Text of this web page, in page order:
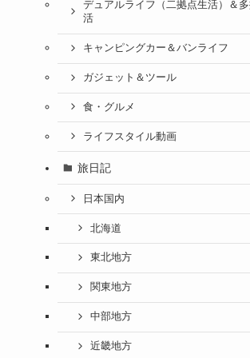
デュアルライフ（二拠点生活）＆
活
キャンピングカー＆バンライフ
ガジェット＆ツール
食・グルメ
ライフスタイル動画
旅日記
日本国内
北海道
東北地方
関東地方
中部地方
近畿地方